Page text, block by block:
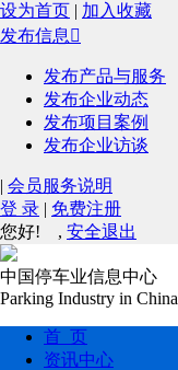
设为首页 | 加入收藏
发布信息 
发布产品与服务
发布企业动态
发布项目案例
发布企业访谈
| 会员服务说明
登 录 | 免费注册
您好!
, 安全退出
中国停车业信息中心
Parking Industry in China
首 页
资讯中心